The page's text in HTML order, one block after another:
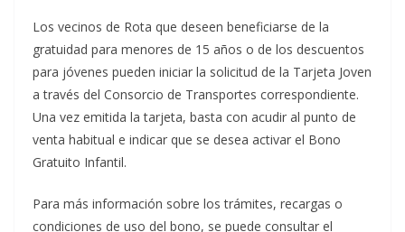
Los vecinos de Rota que deseen beneficiarse de la
gratuidad para menores de 15 años o de los descuentos
para jóvenes pueden iniciar la solicitud de la Tarjeta Joven
a través del Consorcio de Transportes correspondiente.
Una vez emitida la tarjeta, basta con acudir al punto de
venta habitual e indicar que se desea activar el Bono
Gratuito Infantil.
Para más información sobre los trámites, recargas o
condiciones de uso del bono, se puede consultar el